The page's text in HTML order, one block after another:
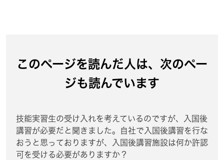
このページを読んだ人は、次のペー
ジも読んでいます
技能実習生の受け入れを考えているのですが、入国後
講習が必要だと聞きました。自社で入国後講習を行な
おうと思っておりますが、入国後講習施設は何か許認
可を受ける必要がありますか？